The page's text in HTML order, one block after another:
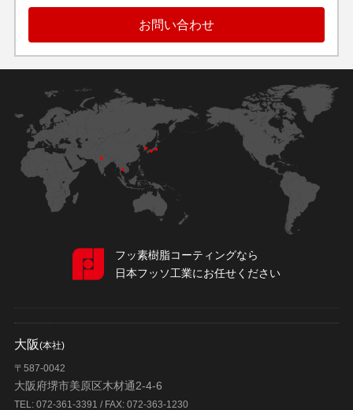
お問い合わせ
フッ素樹脂コーティングなら
日本フッソ工業にお任せください
大阪(本社)
〒587-0042
大阪府堺市美原区木材通2-4-6
TEL: 072-361-3391 / FAX: 072-363-1230